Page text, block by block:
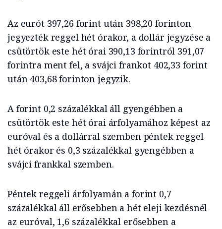
Az eurót 397,26 forint után 398,20 forinton
jegyezték reggel hét órakor, a dollár jegyzése a
csütörtök este hét órai 390,13 forintról 391,07
forintra ment fel, a svájci frankot 402,33 forint
után 403,68 forinton jegyzik.
A forint 0,2 százalékkal áll gyengébben a
csütörtök este hét órai árfolyamához képest az
euróval és a dollárral szemben péntek reggel
hét órakor és 0,3 százalékkal gyengébben a
svájci frankkal szemben.
Péntek reggeli árfolyamán a forint 0,7
százalékkal áll erősebben a hét eleji kezdésnél
az euróval, 1,6 százalékkal erősebben a